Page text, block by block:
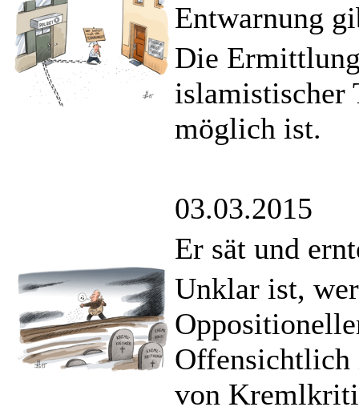
Entwarnung
Die
islamistischer
möglich ist.
03.03.2015
Er sät und
Unklar ist,
Offensichtlich
von